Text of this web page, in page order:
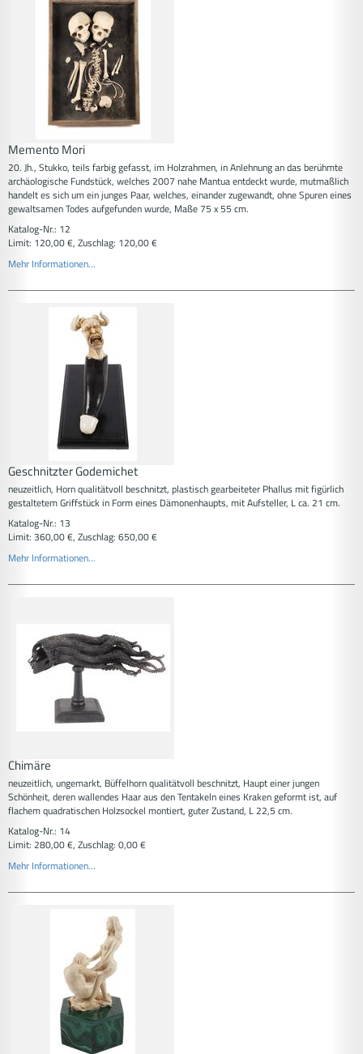
Memento Mori
20. Jh., Stukko, teils farbig gefasst, im Holzrahmen, in Anlehnung an das berühmte
archäologische Fundstück, welches 2007 nahe Mantua entdeckt wurde, mutmaßlich
handelt es sich um ein junges Paar, welches, einander zugewandt, ohne Spuren eines
gewaltsamen Todes aufgefunden wurde, Maße 75 x 55 cm.
Katalog-Nr.: 12
Limit: 120,00 €, Zuschlag: 120,00 €
Mehr Informationen...
Geschnitzter Godemichet
neuzeitlich, Horn qualitätvoll beschnitzt, plastisch gearbeiteter Phallus mit figürlich
gestaltetem Griffstück in Form eines Dämonenhaupts, mit Aufsteller, L ca. 21 cm.
Katalog-Nr.: 13
Limit: 360,00 €, Zuschlag: 650,00 €
Mehr Informationen...
Chimäre
neuzeitlich, ungemarkt, Büffelhorn qualitätvoll beschnitzt, Haupt einer jungen
Schönheit, deren wallendes Haar aus den Tentakeln eines Kraken geformt ist, auf
flachem quadratischen Holzsockel montiert, guter Zustand, L 22,5 cm.
Katalog-Nr.: 14
Limit: 280,00 €, Zuschlag: 0,00 €
Mehr Informationen...